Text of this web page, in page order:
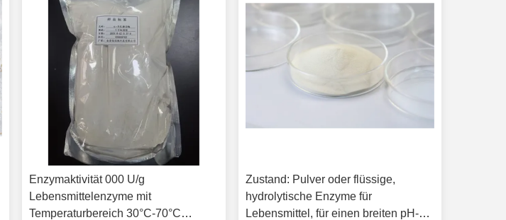
Enzymaktivität 000 U/g
Lebensmittelenzyme mit
Temperaturbereich 30°C-70°C
Zustand: Pulver oder flüssige,
hydrolytische Enzyme für
Lebensmittel, für einen breiten pH-